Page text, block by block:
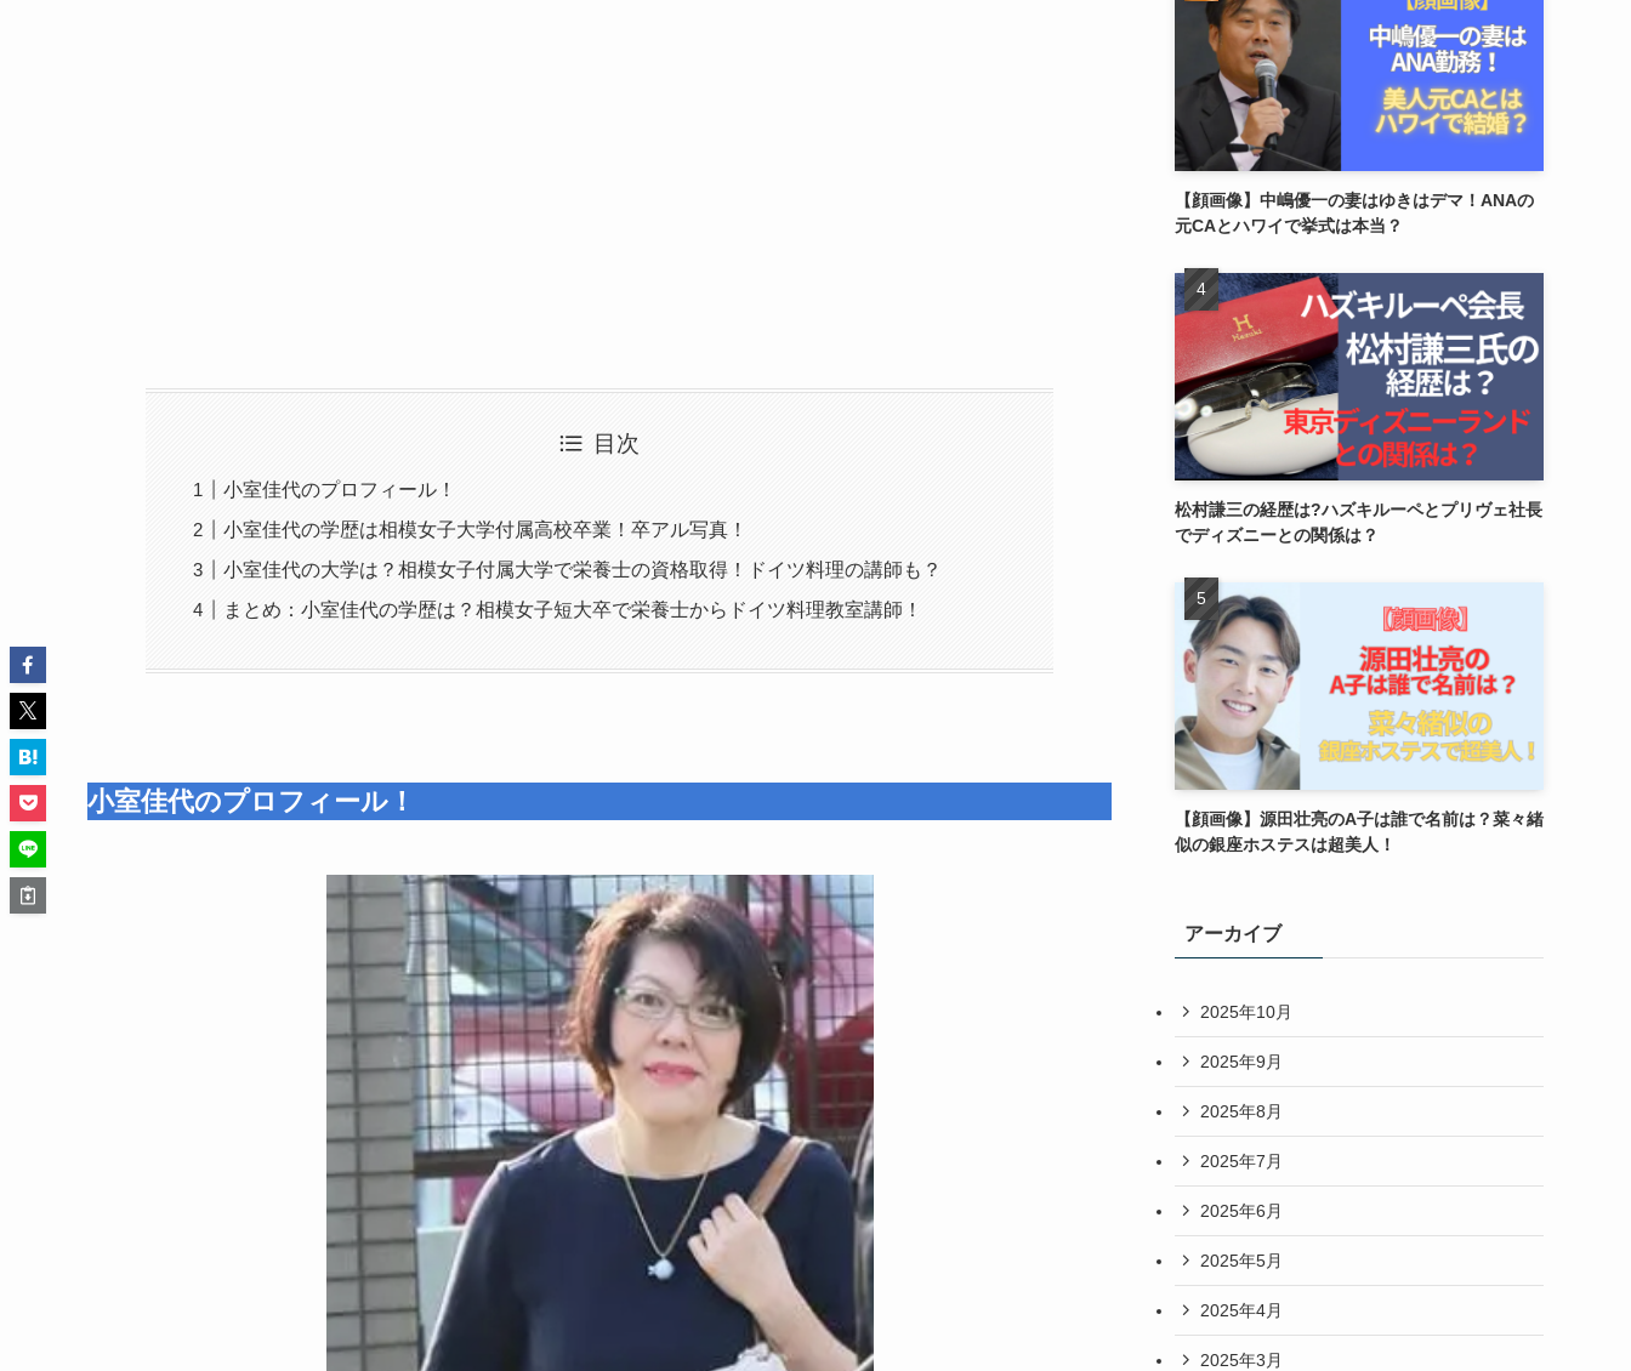
目次
小室佳代のプロフィール！
小室佳代の学歴は相模女子大学付属高校卒業！卒アル写真！
小室佳代の大学は？相模女子付属大学で栄養士の資格取得！ドイツ料理の講師も？
まとめ：小室佳代の学歴は？相模女子短大卒で栄養士からドイツ料理教室講師！
小室佳代のプロフィール！
【顔画像】中嶋優一の妻はゆきはデマ！ANAの
元CAとハワイで挙式は本当？
松村謙三の経歴は?ハズキルーペとプリヴェ社長
でディズニーとの関係は？
【顔画像】源田壮亮のA子は誰で名前は？菜々緒
似の銀座ホステスは超美人！
アーカイブ
2025年10月
2025年9月
2025年8月
2025年7月
2025年6月
2025年5月
2025年4月
2025年3月